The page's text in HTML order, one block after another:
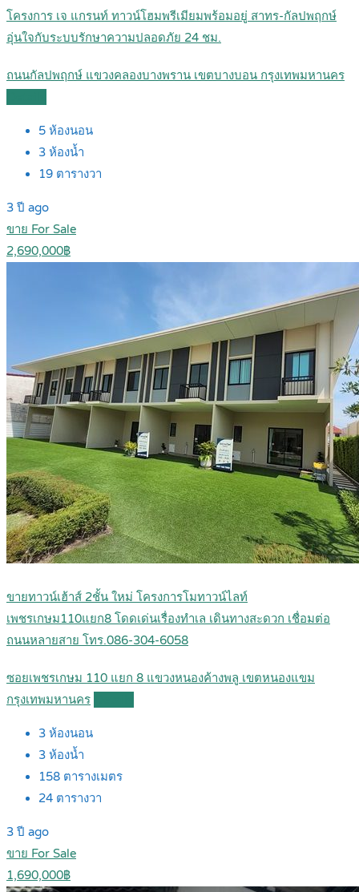
โครงการ เจ แกรนท์ ทาวน์โฮมพรีเมียมพร้อมอยู่ สาทร-กัลปพฤกษ์
อุ่นใจกับระบบรักษาความปลอดภัย 24 ชม.
ถนนกัลปพฤกษ์ แขวงคลองบางพราน เขตบางบอน กรุงเทพมหานคร
5 ห้องนอน
3 ห้องน้ำ
19 ตารางวา
3 ปี ago
ขาย For Sale
2,690,000฿
ขายทาวน์เฮ้าส์ 2ชั้น ใหม่ โครงการโมทาวน์ไลท์
เพชรเกษม110แยก8 โดดเด่นเรื่องทำเล เดินทางสะดวก เชื่อมต่อ
ถนนหลายสาย โทร.086-304-6058
ซอยเพชรเกษม 110 แยก 8 แขวงหนองค้างพลู เขตหนองแขม
กรุงเทพมหานคร
3 ห้องนอน
3 ห้องน้ำ
158 ตารางเมตร
24 ตารางวา
3 ปี ago
ขาย For Sale
1,690,000฿